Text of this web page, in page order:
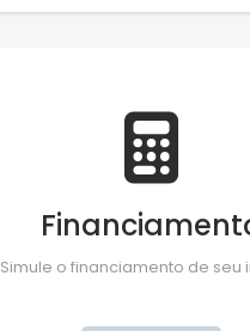
Simule o financiamento de seu